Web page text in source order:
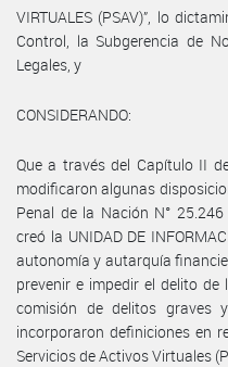
VIRTUALES (PSAV)”, lo
Control, la Subgerencia de
Legales, y
CONSIDERANDO:
Que a través del Capítulo II
modificaron algunas
Penal de la Nación N°
creó la UNIDAD DE
autonomía y autarquía
prevenir e impedir el delito
comisión de delitos graves
incorporaron definiciones en
Servicios de Activos Virtuales